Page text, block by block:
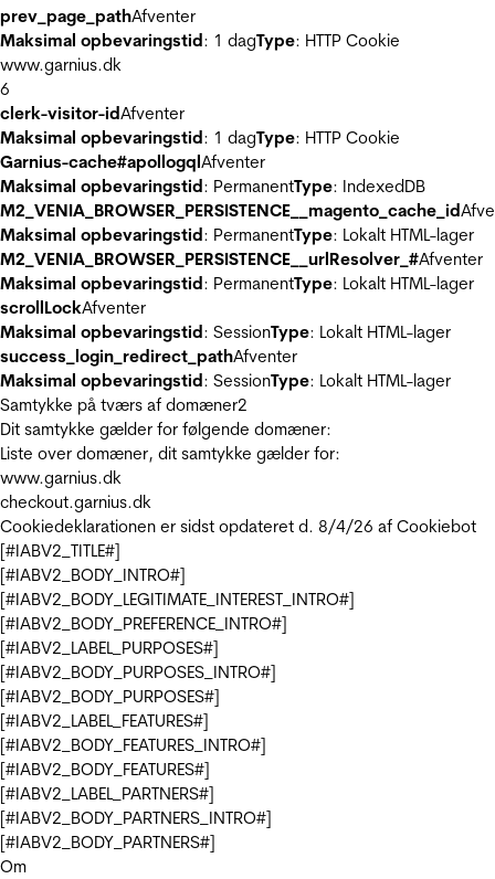
prev_page_pathAfventer
Maksimal opbevaringstid: 1 dagType: HTTP Cookie
www.garnius.dk
6
clerk-visitor-idAfventer
Maksimal opbevaringstid: 1 dagType: HTTP Cookie
Garnius-cache#apollogqlAfventer
Maksimal opbevaringstid: PermanentType: IndexedDB
M2_VENIA_BROWSER_PERSISTENCE__magento_cache_id
Maksimal opbevaringstid: PermanentType: Lokalt HTML-lager
M2_VENIA_BROWSER_PERSISTENCE__urlResolver_#Afventer
Maksimal opbevaringstid: PermanentType: Lokalt HTML-lager
scrollLockAfventer
Maksimal opbevaringstid: SessionType: Lokalt HTML-lager
success_login_redirect_pathAfventer
Maksimal opbevaringstid: SessionType: Lokalt HTML-lager
Samtykke på tværs af domæner2
Dit samtykke gælder for følgende domæner:
Liste over domæner, dit samtykke gælder for:
www.garnius.dk
checkout.garnius.dk
Cookiedeklarationen er sidst opdateret d. 8/4/26 af Cookiebot
[#IABV2_TITLE#]
[#IABV2_BODY_INTRO#]
[#IABV2_BODY_LEGITIMATE_INTEREST_INTRO#]
[#IABV2_BODY_PREFERENCE_INTRO#]
[#IABV2_LABEL_PURPOSES#]
[#IABV2_BODY_PURPOSES_INTRO#]
[#IABV2_BODY_PURPOSES#]
[#IABV2_LABEL_FEATURES#]
[#IABV2_BODY_FEATURES_INTRO#]
[#IABV2_BODY_FEATURES#]
[#IABV2_LABEL_PARTNERS#]
[#IABV2_BODY_PARTNERS_INTRO#]
[#IABV2_BODY_PARTNERS#]
Om